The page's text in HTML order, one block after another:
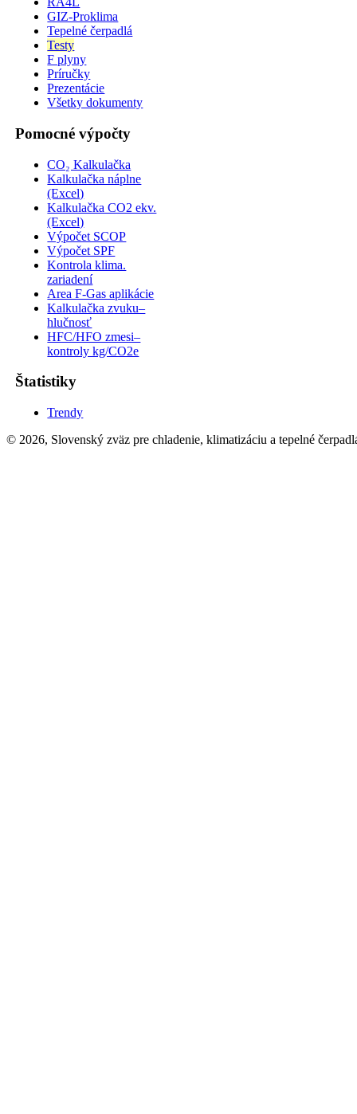
GIZ-Proklima
Tepelné čerpadlá
Testy
F plyny
Príručky
Prezentácie
Všetky dokumenty
Pomocné výpočty
CO₂ Kalkulačka
Kalkulačka náplne
(Excel)
Kalkulačka CO2 ekv.
(Excel)
Výpočet SCOP
Výpočet SPF
Kontrola klima.
zariadení
Area F-Gas aplikácie
Kalkulačka zvuku–
hlučnosť
HFC/HFO zmesi–
kontroly kg/CO2e
Štatistiky
Trendy
© 2026, Slovenský zväz pre chladenie, klimatizáciu a tepelné